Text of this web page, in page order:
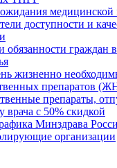
доступности и
обязанности граждан
жизненно
препаратов
препараты,
врача с 50% скидкой
Минздрава
организации